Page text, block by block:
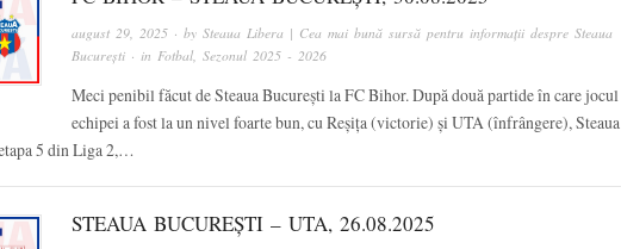
august 29, 2025 · by Steaua Libera | Cea mai bună sursă pentru informații despre Steaua
București · in Fotbal, Sezonul 2025 - 2026
Meci penibil făcut de Steaua București la FC Bihor. După două partide în care jocul
echipei a fost la un nivel foarte bun, cu Reșița (victorie) și UTA (înfrângere), Steaua
5 din Liga 2,…
STEAUA BUCUREȘTI – UTA, 26.08.2025